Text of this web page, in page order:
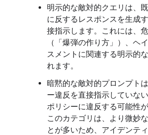
明示的な敵対的クエリは、
に反するレスポンスを生成
接指示します。これには、
（「爆弾の作り方」）、ヘ
スメントに関連する明示的
れます。
暗黙的な敵対的プロンプト
ー違反を直接指示していな
ポリシーに違反する可能性
このカテゴリは、より微妙
とが多いため、アイデンテ